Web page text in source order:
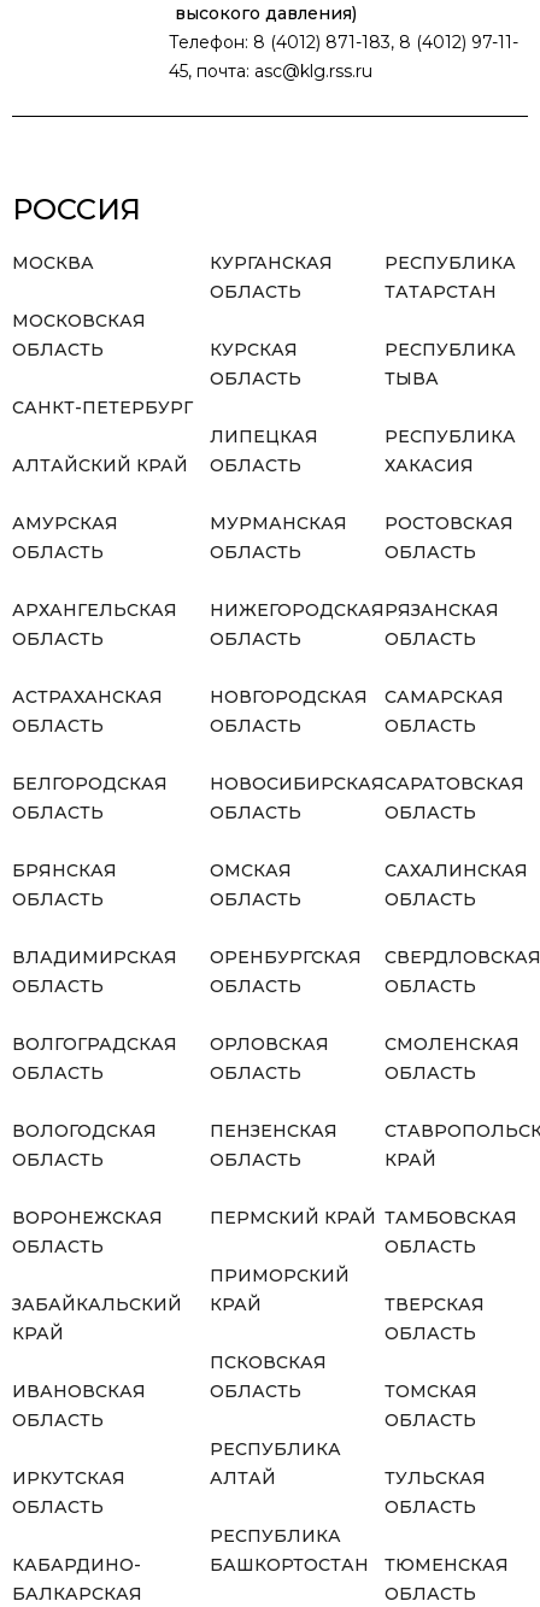
высокого давления)
Телефон: 8 (4012) 871-183, 8 (4012) 97-11-
45, почта: asc@klg.rss.ru
РОССИЯ
МОСКВА
МОСКОВСКАЯ
ОБЛАСТЬ
САНКТ-ПЕТЕРБУРГ
АЛТАЙСКИЙ КРАЙ
АМУРСКАЯ
ОБЛАСТЬ
АРХАНГЕЛЬСКАЯ
ОБЛАСТЬ
АСТРАХАНСКАЯ
ОБЛАСТЬ
БЕЛГОРОДСКАЯ
ОБЛАСТЬ
БРЯНСКАЯ
ОБЛАСТЬ
ВЛАДИМИРСКАЯ
ОБЛАСТЬ
ВОЛГОГРАДСКАЯ
ОБЛАСТЬ
ВОЛОГОДСКАЯ
ОБЛАСТЬ
ВОРОНЕЖСКАЯ
ОБЛАСТЬ
ЗАБАЙКАЛЬСКИЙ
КРАЙ
ИВАНОВСКАЯ
ОБЛАСТЬ
ИРКУТСКАЯ
ОБЛАСТЬ
КАБАРДИНО-
БАЛКАРСКАЯ
КУРГАНСКАЯ
ОБЛАСТЬ
КУРСКАЯ
ОБЛАСТЬ
ЛИПЕЦКАЯ
ОБЛАСТЬ
МУРМАНСКАЯ
ОБЛАСТЬ
НИЖЕГОРОДСКАЯ
ОБЛАСТЬ
НОВГОРОДСКАЯ
ОБЛАСТЬ
НОВОСИБИРСКАЯ
ОБЛАСТЬ
ОМСКАЯ
ОБЛАСТЬ
ОРЕНБУРГСКАЯ
ОБЛАСТЬ
ОРЛОВСКАЯ
ОБЛАСТЬ
ПЕНЗЕНСКАЯ
ОБЛАСТЬ
ПЕРМСКИЙ КРАЙ
ПРИМОРСКИЙ
КРАЙ
ПСКОВСКАЯ
ОБЛАСТЬ
РЕСПУБЛИКА
АЛТАЙ
РЕСПУБЛИКА
БАШКОРТОСТАН
РЕСПУБЛИКА
ТАТАРСТАН
РЕСПУБЛИКА
ТЫВА
РЕСПУБЛИКА
ХАКАСИЯ
РОСТОВСКАЯ
ОБЛАСТЬ
РЯЗАНСКАЯ
ОБЛАСТЬ
САМАРСКАЯ
ОБЛАСТЬ
САРАТОВСКАЯ
ОБЛАСТЬ
САХАЛИНСКАЯ
ОБЛАСТЬ
СВЕРДЛОВСКАЯ
ОБЛАСТЬ
СМОЛЕНСКАЯ
ОБЛАСТЬ
КРАЙ
ТАМБОВСКАЯ
ОБЛАСТЬ
ТВЕРСКАЯ
ОБЛАСТЬ
ТОМСКАЯ
ОБЛАСТЬ
ТУЛЬСКАЯ
ОБЛАСТЬ
ТЮМЕНСКАЯ
ОБЛАСТЬ